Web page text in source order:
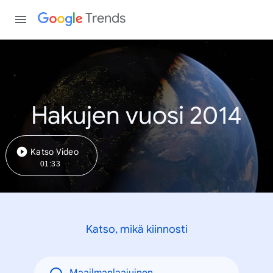
Trends
Hakujen vuosi 2014
Katso Video
01:33
Katso, mikä kiinnosti